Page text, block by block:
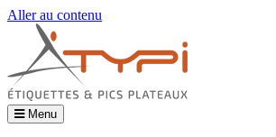
Aller au contenu
Menu